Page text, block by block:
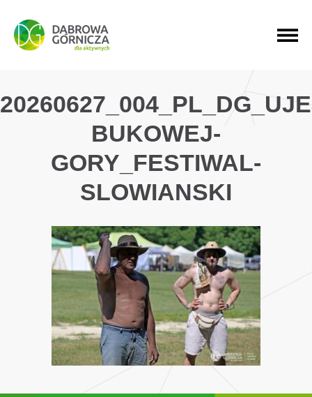
PRZEJDŹ DO MENU GŁÓWNEGO
PRZEJDŹ DO WYSZUKIWARKI
PRZEJDŹ DO TREŚCI
BUKOWEJ-
GORY_FESTIWAL-
SLOWIANSKI